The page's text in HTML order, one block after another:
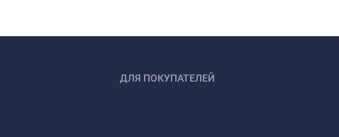
ДЛЯ ПОКУПАТЕЛЕЙ